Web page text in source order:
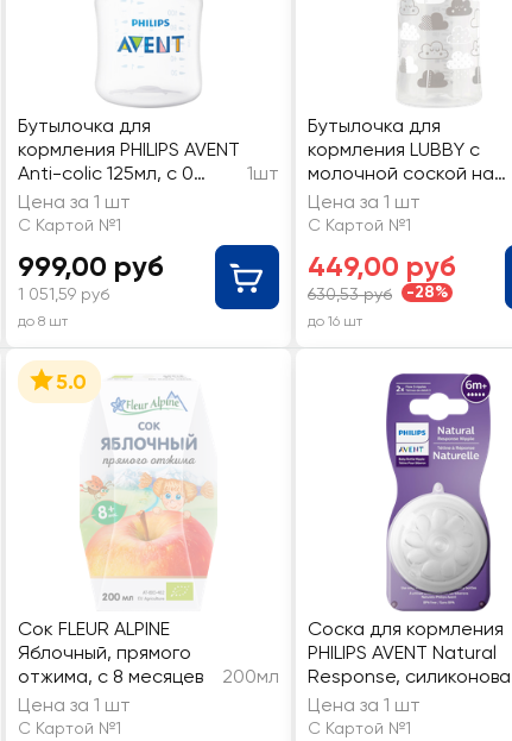
Бутылочка для
кормления PHILIPS AVENT
Anti-colic 125мл, с 0
месяцев, Арт. SCY100/01
1шт
Цена за 1 шт
С Картой №1
999,00 руб
1 051,59 руб
до 8 шт
Бутылочка для
кормления LUBBY с
молочной соской на
широкое горло, с 3
месяцев, Арт. 34360
Цена за 1 шт
С Картой №1
449,00 руб
630,53 руб -28%
до 16 шт
5.0
Сок FLEUR ALPINE
Яблочный, прямого
отжима, с 8 месяцев
200мл
Цена за 1 шт
С Картой №1
Соска для кормления
PHILIPS AVENT Natural
Response,
с быстрым потоком
с 6 месяцев
Цена за 1 шт
С Картой №1